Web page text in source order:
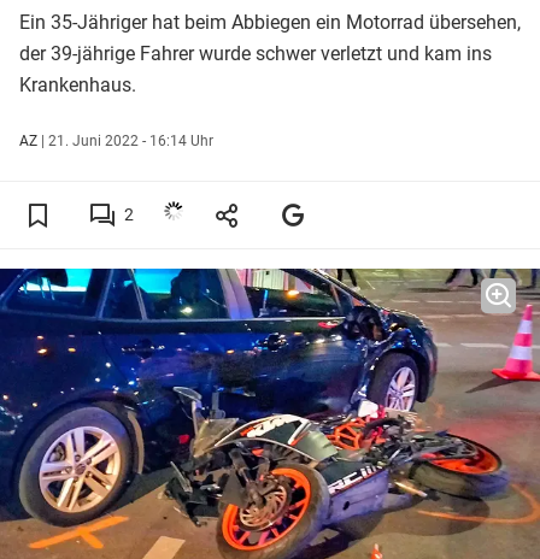
Ein 35-Jähriger hat beim Abbiegen ein Motorrad übersehen,
der 39-jährige Fahrer wurde schwer verletzt und kam ins
Krankenhaus.
AZ 21. Juni 2022 - 16:14 Uhr
2